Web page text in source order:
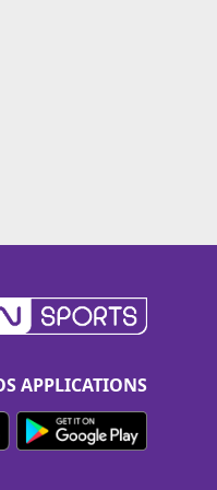
APPLICATIONS